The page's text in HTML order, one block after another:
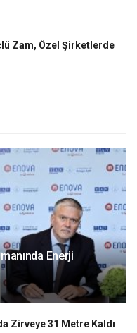
Zam, Özel Şirketlerde
Enerji
Zirveye 31 Metre Kaldı